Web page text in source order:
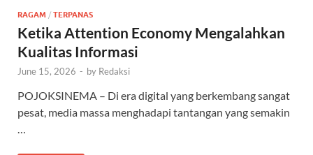
RAGAM / TERPANAS
Ketika Attention Economy Mengalahkan
Kualitas Informasi
June 15, 2026 - by Redaksi
POJOKSINEMA – Di era digital yang berkembang sangat
pesat, media massa menghadapi tantangan yang semakin
…